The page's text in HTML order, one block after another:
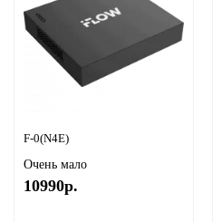
F-0(N4E)
Очень мало
10990р.